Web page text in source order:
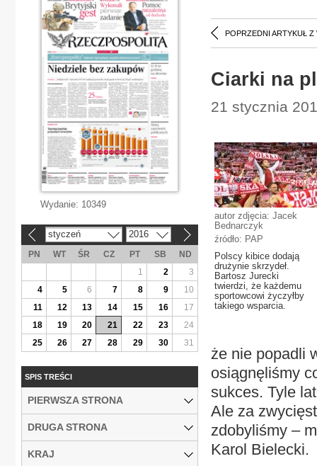
POPRZEDNI ARTYKUŁ Z
Ciarki na
21 stycznia
autor zdjęcia: Jacek
Bednarczyk
źródło: PAP
Polscy kibice dodają
drużynie skrzydeł.
Bartosz Jurecki
twierdzi, że każdemu
sportowcowi życzyłby
takiego wsparcia.
że nie popadli
osiągnęliśmy
sukces. Tyle
Ale za
zdobyliśmy –
Karol Bielecki.
Wydanie: 10349
styczeń 2016
PN WT ŚR CZ PT SB
ND
1
2
3
4
5 6 7 8 9
10
11
12 13 14 15 16
17
18
19 20 21 22 23
24
25
26 27 28 29 30 31
SPIS TREŚCI
PIERWSZA STRONA
DRUGA STRONA
KRAJ